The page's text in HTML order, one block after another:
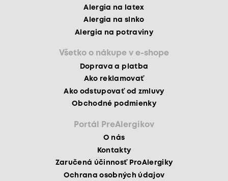
Alergia na latex
Alergia na slnko
Alergia na potraviny
Všetko o nákupe v e-shope
Doprava a platba
Ako reklamovať
Ako odstupovať od zmluvy
Obchodné podmienky
Portál PreAlergikov
O nás
Kontakty
Zaručená účinnosť ProAlergiky
Ochrana osobných údajov